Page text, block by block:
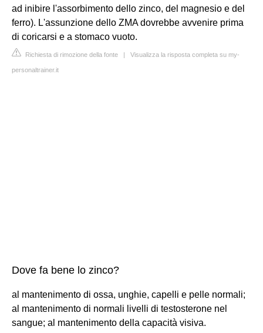
ad inibire l'assorbimento dello zinco, del magnesio e del
ferro). L'assunzione dello ZMA dovrebbe avvenire prima
di coricarsi e a stomaco vuoto.
Richiesta di rimozione della fonte | Visualizza la risposta completa su my-
personaltrainer.it
Dove fa bene lo zinco?
al mantenimento di ossa, unghie, capelli e pelle normali;
al mantenimento di normali livelli di testosterone nel
sangue; al mantenimento della capacità visiva.